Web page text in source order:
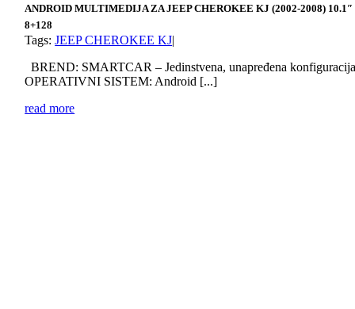
ANDROID MULTIMEDIJA ZA JEEP CHEROKEE KJ (2002-2008) 10.1″
8+128
Tags:JEEP CHEROKEE KJ|
BREND: SMARTCAR – Jedinstvena, unapređena
OPERATIVNI SISTEM: Android [...]
read more